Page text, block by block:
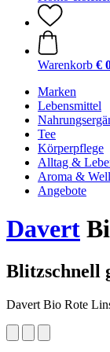
Warenkorb €
Marken
Lebensmittel
Tee
Körperpflege
Alltag &
Aroma &
Angebote
Davert
Blitzschnell
Davert Bio Rote